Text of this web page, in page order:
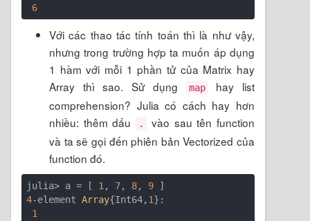
6
Với các thao tác tính toán thì là như vậy,
nhưng trong trường hợp ta muốn áp dụng
1 hàm với mỗi 1 phần tử của Matrix hay
Array thì sao. Sử dụng
map
hay list
comprehension? Julia có cách hay hơn
nhiều: thêm dấu
.
vào sau tên function
và ta sẽ gọi đến phiên bản Vectorized của
function đó.
julia> a = [ 1, 7, 8, 9
4-element Array{Int64, 1}:
1